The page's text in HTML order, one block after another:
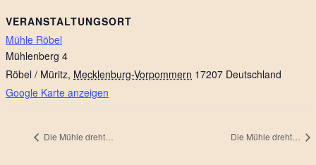
VERANSTALTUNGSORT
Mühle Röbel
Mühlenberg 4
Röbel / Müritz, Mecklenburg-Vorpommern 17207 Deutschland
Google Karte anzeigen
Die Mühle dreht… Die Mühle dreht…